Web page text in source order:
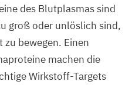
des Blutplasmas sind
groß oder unlöslich sind,
bewegen. Einen
machen die
Wirkstoff-Targets